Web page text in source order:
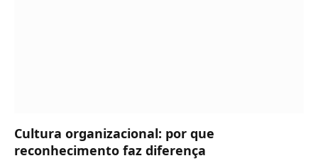
Cultura organizacional: por que
reconhecimento faz diferença